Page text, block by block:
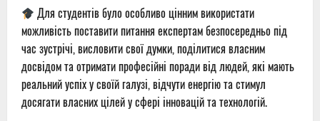
Для студентів було особливо цінним використати
можливість поставити питання експертам безпосередньо під
час зустрічі, висловити свої думки, поділитися власним
досвідом та отримати професійні поради від людей, які мають
реальний успіх у своїй галузі, відчути енергію та стимул
досягати власних цілей у сфері інновацій та технологій.